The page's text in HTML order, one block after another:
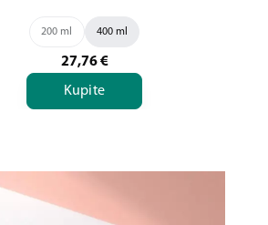
200 ml 400 ml
27,76 €
Kupite